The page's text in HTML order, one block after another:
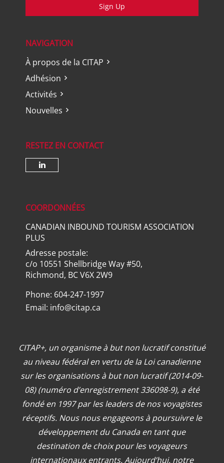
Sign Up
NAVIGATION
À propos de la CITAP
Adhésion
Activités
Nouvelles
RESTEZ EN CONTACT
COORDONNÉES
CANADIAN INBOUND TOURISM ASSOCIATION
PLUS
Adresse postale:
c/o 10551 Shellbridge Way #50,
Richmond, BC V6X 2W9
Phone: 604-247-1997
Email: info@citap.ca
CITAP+, un organisme à but non lucratif constitué
au niveau fédéral en vertu de la Loi canadienne
sur les organisations à but non lucratif (2014-09-
08) (numéro d’enregistrement 336098-9), a été
fondé en 1997 par les leaders de nos voyagistes
réceptifs. Nous nous engageons à poursuivre le
développement du Canada en tant que
destination de choix pour les voyageurs
internationaux entrants. Aujourd’hui, notre